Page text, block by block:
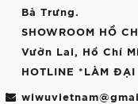
Bà Trưng.
SHOWROOM HỒ
Vườn Lai, Hồ Chí
HOTLINE *LÀM ĐẠI